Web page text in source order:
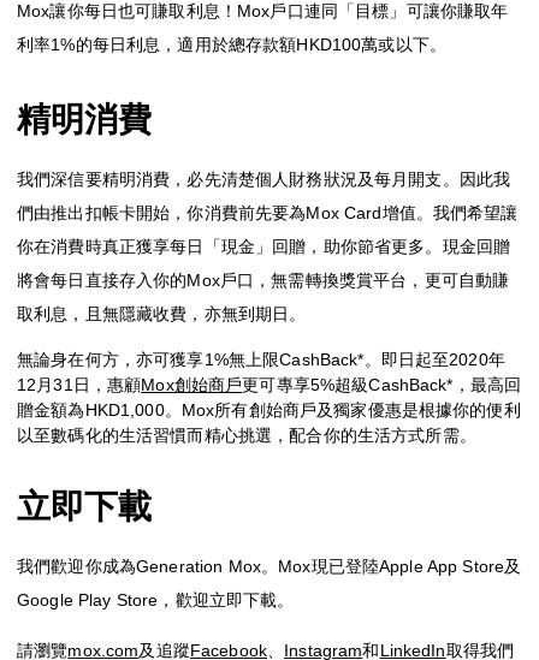
Mox讓你每日也可賺取利息！Mox戶口連同「目標」可讓你賺取年
利率1%的每日利息，適用於總存款額HKD100萬或以下。
精明消費
我們深信要精明消費，必先清楚個人財務狀況及每月開支。因此我
們由推出扣帳卡開始，你消費前先要為Mox Card增值。我們希望讓
你在消費時真正獲享每日「現金」回贈，助你節省更多。現金回贈
將會每日直接存入你的Mox戶口，無需轉換獎賞平台，更可自動賺
取利息，且無隱藏收費，亦無到期日。
無論身在何方，亦可獲享1%無上限CashBack*。即日起至2020年
12月31日，惠顧Mox創始商戶更可專享5%超級CashBack*，最高回
贈金額為HKD1,000。Mox所有創始商戶及獨家優惠是根據你的便利
以至數碼化的生活習慣而精心挑選，配合你的生活方式所需。
立即下載
我們歡迎你成為Generation Mox。Mox現已登陸Apple App Store及
Google Play Store，歡迎立即下載。
請瀏覽mox.com及追蹤Facebook、 Instagram和LinkedIn取得我們